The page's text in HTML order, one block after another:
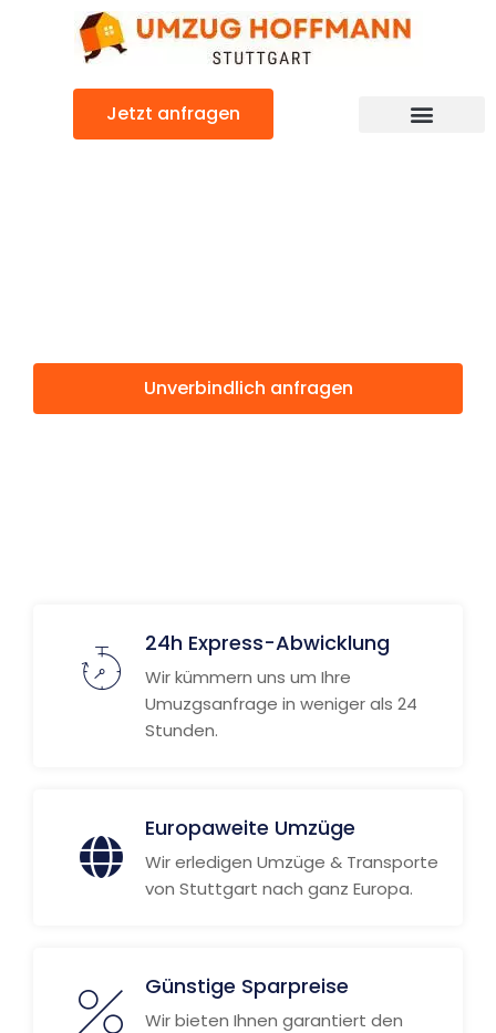
Jetzt anfragen
Unverbindlich anfragen
24h Express-Abwicklung
Wir kümmern uns um Ihre
Umuzgsanfrage in weniger als 24
Stunden.
Europaweite Umzüge
Wir erledigen Umzüge & Transporte
von Stuttgart nach ganz Europa.
Günstige Sparpreise
Wir bieten Ihnen garantiert den